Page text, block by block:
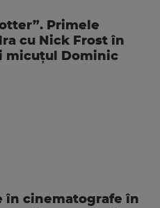
Primele
cu Nick Frost în
micuțul Dominic
în cinematografe în